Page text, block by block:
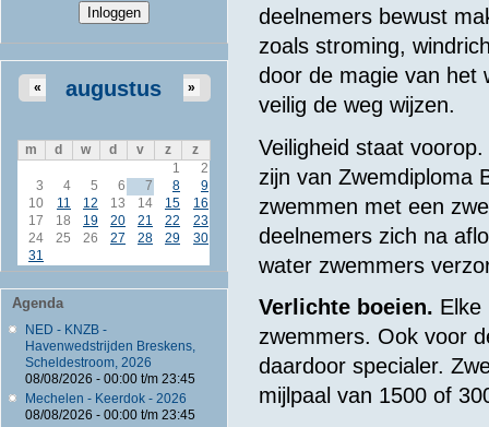
augustus
« »
m d w d v z
z
1
2
3
4 5 6 7 8
9
10
11 12 13 14 15
16
17
18 19 20 21 22
23
24
25 26 27 28 29
30
31
Agenda
NED - KNZB -
Havenwedstrijden Breskens,
Scheldestroom, 2026
08/08/2026 - 00:00t/m 23:45
Mechelen - Keerdok - 2026
08/08/2026 - 00:00t/m 23:45
deelnemers bewust
zoals stroming,
door de magie van het
veilig de weg wijzen.
Veiligheid staat
zijn van Zwemdiploma
zwemmen met een
deelnemers zich na
water zwemmers
Verlichte boeien. Elke
zwemmers. Ook voor
daardoor specialer.
mijlpaal van 1500 of